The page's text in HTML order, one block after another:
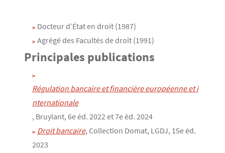
Contenu
TexteDocteur d’État en droit (1987)
Agrégé des Facultés de droit (1991)
Principales publications
Régulation bancaire et financière européenne et i
nternationale
, Bruylant, 6e éd. 2022 et 7e éd. 2024
Droit bancaire, Collection Domat, LGDJ, 15e éd.
2023